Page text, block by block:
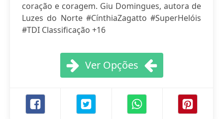
coração e coragem. Giu Domingues, autora de
Luzes do Norte #CínthiaZagatto #SuperHelóis
#TDI Classificação +16
Ver Opções